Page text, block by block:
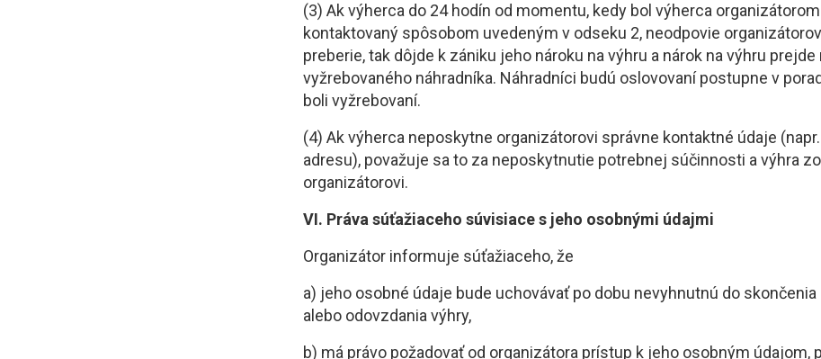
(3) Ak výherca do 24 hodín od momentu, kedy bol výherca
kontaktovaný spôsobom uvedeným v odseku 2, neodpovie
preberie, tak dôjde k zániku jeho nároku na výhru a nárok na výhru prejde
vyžrebovaného náhradníka. Náhradníci budú oslovovaní postupne v
boli vyžrebovaní.
(4) Ak výherca neposkytne organizátorovi správne kontaktné údaje
adresu), považuje sa to za neposkytnutie potrebnej súčinnosti a výhra
organizátorovi.
VI. Práva súťažiaceho súvisiace s jeho osobnými údajmi
Organizátor informuje súťažiaceho, že
a) jeho osobné údaje bude uchovávať po dobu nevyhnutnú do skončenia
alebo odovzdania výhry,
b) má právo požadovať od organizátora prístup k jeho osobným údajom,